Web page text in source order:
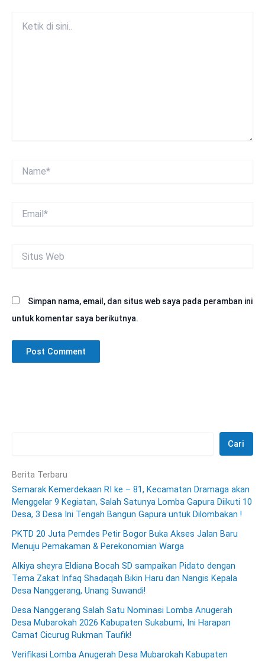
Web
Simpan nama, email, dan situs web saya pada peramban ini
untuk komentar saya berikutnya.
Cari
Berita Terbaru
Semarak Kemerdekaan RI ke – 81, Kecamatan Dramaga akan
Menggelar 9 Kegiatan, Salah Satunya Lomba Gapura Diikuti 10
Desa, 3 Desa Ini Tengah Bangun Gapura untuk Dilombakan !
PKTD 20 Juta Pemdes Petir Bogor Buka Akses Jalan Baru
Menuju Pemakaman & Perekonomian Warga
Alkiya sheyra Eldiana Bocah SD sampaikan Pidato dengan
Tema Zakat Infaq Shadaqah Bikin Haru dan Nangis Kepala
Desa Nanggerang, Unang Suwandi!
Desa Nanggerang Salah Satu Nominasi Lomba Anugerah
Desa Mubarokah 2026 Kabupaten Sukabumi, Ini Harapan
Camat Cicurug Rukman Taufik!
Verifikasi Lomba Anugerah Desa Mubarokah Kabupaten